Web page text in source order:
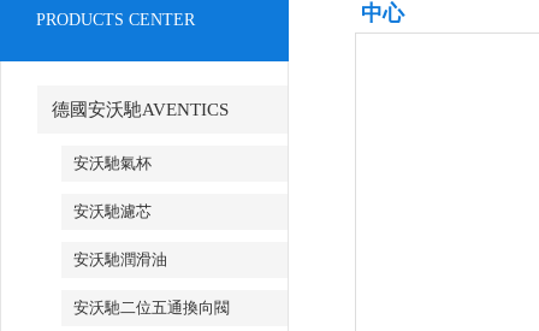
PRODUCTS CENTER
德國安沃馳AVENTICS
安沃馳氣杯
安沃馳濾芯
安沃馳潤滑油
安沃馳二位五通換向閥
中心